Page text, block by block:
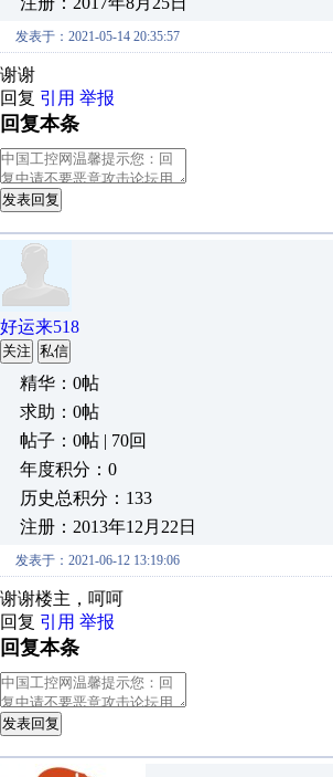
发表于：2021-05-14 20:35:57
谢谢
回复 引用 举报
回复本条
发表回复
好运来518
关注 私信
精华：0帖
求助：0帖
帖子：0帖 | 70回
年度积分：0
历史总积分：133
注册：2013年12月22日
发表于：2021-06-12 13:19:06
谢谢楼主，呵呵
回复 引用 举报
回复本条
发表回复